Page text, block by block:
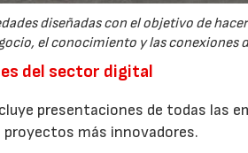
diseñadas con el objetivo de
el conocimiento y las conexiones
del sector digital
presentaciones de todas las
más innovadores.